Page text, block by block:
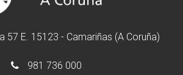
57 E. 15123 - Camariñas (A Coruña)
981 736 000